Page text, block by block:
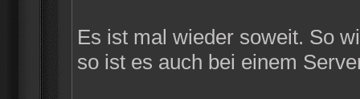
Es ist mal wieder soweit. So
so ist es auch bei einem